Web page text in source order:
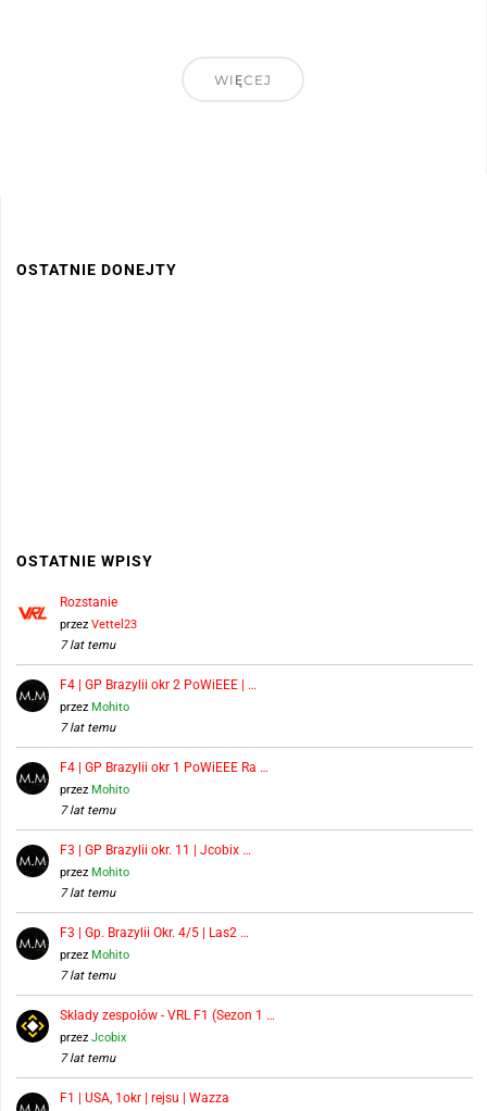
WIĘCEJ
OSTATNIE DONEJTY
OSTATNIE WPISY
Rozstanie
przez Vettel23
7 lat temu
F4 | GP Brazylii okr 2 PoWiEEE | …
przez Mohito
7 lat temu
F4 | GP Brazylii okr 1 PoWiEEE Ra …
przez Mohito
7 lat temu
F3 | GP Brazylii okr. 11 | Jcobix …
przez Mohito
7 lat temu
F3 | Gp. Brazylii Okr. 4/5 | Las2 …
przez Mohito
7 lat temu
Składy zespołów - VRL F1 (Sezon 1 …
przez Jcobix
7 lat temu
F1 | USA, 1okr | rejsu | Wazza